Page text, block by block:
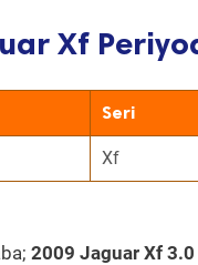
Xf
Seri
Xf
2009 Jaguar Xf 3.0